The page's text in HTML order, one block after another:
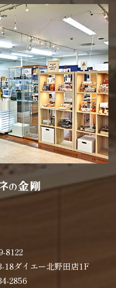
8122
18ダイエー北野田店1F
2856